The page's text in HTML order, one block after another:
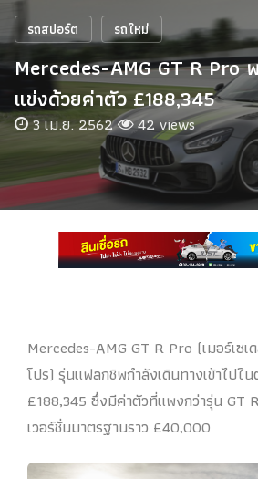
รถสปอร์ต รถใหม่
Mercedes-AMG GT R Pro
แข่งด้วยค่าตัว £188,345
3 เม.ย. 2562 42 views
Mercedes-AMG GT R Pro (เมอร์เซเ
โปร) รุ่นแฟลกชิพกำลังเดินทางเข้าไปใ
£188,345 ซึ่งมีค่าตัวที่แพงกว่ารุ่น GT
เวอร์ชั่นมาตรฐานราว £40,000